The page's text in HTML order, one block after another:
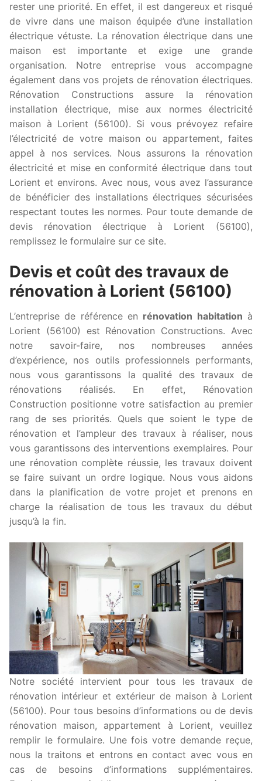
rester une priorité. En effet, il est dangereux et risqué
de vivre dans une maison équipée d’une installation
électrique vétuste. La rénovation électrique dans une
maison est importante et exige une grande
organisation. Notre entreprise vous accompagne
également dans vos projets de rénovation électriques.
Rénovation Constructions assure la rénovation
installation électrique, mise aux normes électricité
maison à Lorient (56100). Si vous prévoyez refaire
l’électricité de votre maison ou appartement, faites
appel à nos services. Nous assurons la rénovation
électricité et mise en conformité électrique dans tout
Lorient et environs. Avec nous, vous avez l’assurance
de bénéficier des installations électriques sécurisées
respectant toutes les normes. Pour toute demande de
devis rénovation électrique à Lorient (56100),
remplissez le formulaire sur ce site.
Devis et coût des travaux de
rénovation à Lorient (56100)
L’entreprise de référence en rénovation habitation à
Lorient (56100) est Rénovation Constructions. Avec
notre savoir-faire, nos nombreuses années
d’expérience, nos outils professionnels performants,
nous vous garantissons la qualité des travaux de
rénovations réalisés. En effet, Rénovation
Construction positionne votre satisfaction au premier
rang de ses priorités. Quels que soient le type de
rénovation et l’ampleur des travaux à réaliser, nous
vous garantissons des interventions exemplaires. Pour
une rénovation complète réussie, les travaux doivent
se faire suivant un ordre logique. Nous vous aidons
dans la planification de votre projet et prenons en
charge la réalisation de tous les travaux du début
jusqu’à la fin.
Notre société intervient pour tous les travaux de
rénovation intérieur et extérieur de maison à Lorient
(56100). Pour tous besoins d’informations ou de devis
rénovation maison, appartement à Lorient, veuillez
remplir le formulaire. Une fois votre demande reçue,
nous la traitons et entrons en contact avec vous en
cas de besoins d’informations supplémentaires.